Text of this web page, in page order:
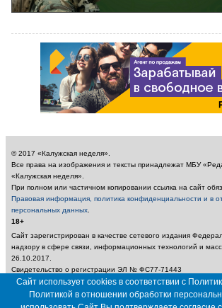
© 2017 «Калужская неделя».
Все права на изображения и тексты принадлежат МБУ
«Калужская неделя».
При полном или частичном копировании ссылка на сайт
Правовая информация, политика конфиденциальности и в
персональных данных
18+
Сайт зарегистрирован в качестве сетевого издания
надзору в сфере связи, информационных технологий и
26.10.2017.
Свидетельство о регистрации ЭЛ № ФС77-71443
Учредитель: Муниципальное бюджетное учреждение
неделя»
Главный редактор: Амбарцумян А. Ю. / Электронный адрес
Сайт использует cookies в соответствии с
Политикой в отношении обработки